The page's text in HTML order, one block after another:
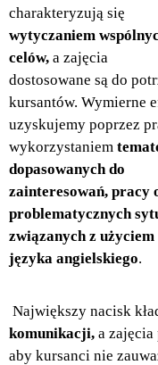
charakteryzują się
wytyczaniem
celów, a zajęcia
dostosowane są do
kursantów. Wymierne
uzyskujemy poprzez
wykorzystaniem
dopasowanych do
zainteresowań, pracy
problematycznych
związanych z użyciem
języka angielskiego.
Największy nacisk
komunikacji, a zajęcia
aby kursanci nie